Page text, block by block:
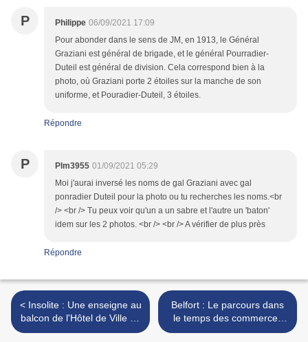
P Philippe 06/09/2021 17:09
Pour abonder dans le sens de JM, en 1913, le Général
Graziani est général de brigade, et le général Pourradier-
Duteil est général de division. Cela correspond bien à la
photo, où Graziani porte 2 étoiles sur la manche de son
uniforme, et Pouradier-Duteil, 3 étoiles.
Répondre
P Plm3955 01/09/2021 05:29
Moi j'aurai inversé les noms de gal Graziani avec gal
ponradier Duteil pour la photo ou tu recherches les noms.<br
/> <br /> Tu peux voir qu'un a un sabre et l'autre un 'baton'
idem sur les 2 photos. <br /> <br /> A vérifier de plus près
Répondre
< Insolite : Une enseigne au
balcon de l'Hôtel de Ville de
Belfort !
Belfort : Le parcours dans
le temps des commerces
n°2 arrive bientôt ! >